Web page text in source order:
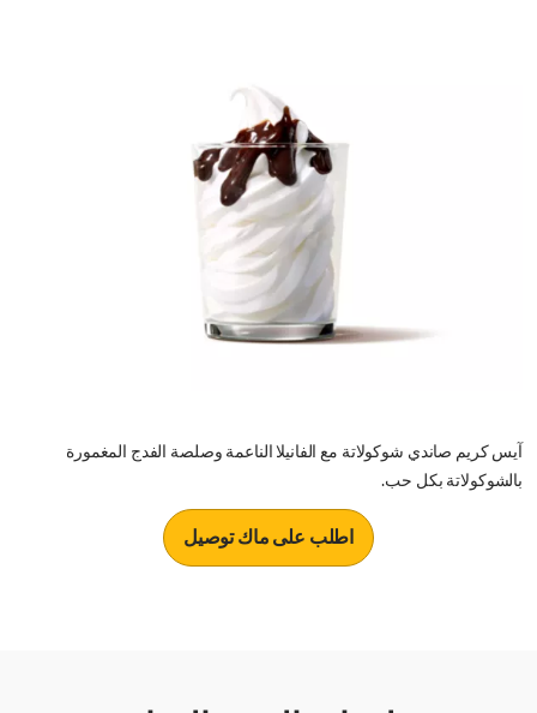
آيس كريم صاندي شوكولاتة مع الفانيلا الناعمة وصلصة الفدج المغمورة
بالشوكولاتة بكل حب.
اطلب على ماك توصيل